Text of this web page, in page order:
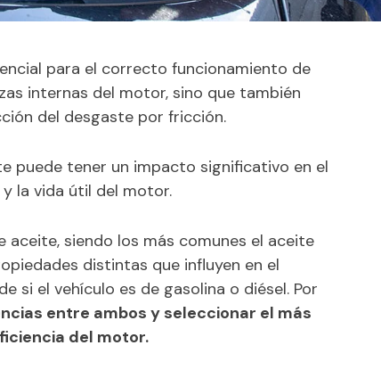
para el correcto funcionamiento de
internas del motor, sino que también
del desgaste por fricción.
puede tener un impacto significativo en el
la vida útil del motor.
siendo los más comunes el aceite
distintas que influyen en el
si el vehículo es de gasolina o diésel. Por
entre ambos y seleccionar el más
del motor.